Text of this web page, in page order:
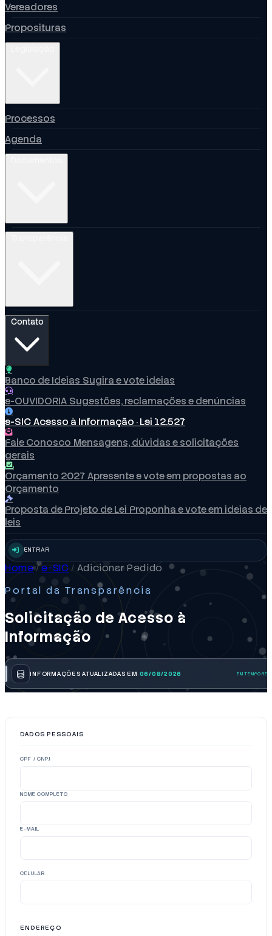
Vereadores
Proposituras
Processos
Agenda
Contato
Banco de Ideias Sugira e vote ideias
e-OUVIDORIA Sugestões, reclamações e denúncias
e-SICAcesso à Informação · Lei 12.527
Fale Conosco Mensagens, dúvidas e solicitações
gerais
Orçamento 2027Apresente e vote em propostas ao
Orçamento
Proposta de Projeto de Lei Proponha e vote em ideias de
leis
ENTRAR
Home /e-SIC / Adicionar Pedido
Portal da Transparência
Solicitação de Acesso à
Informação
INFORMAÇÕES ATUALIZADAS EM 06/08/2026
DADOS PESSOAIS
CPF / CNPJ
NOME COMPLETO
E-MAIL
CELULAR
ENDEREÇO